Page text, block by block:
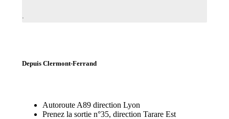
.
Depuis Clermont-Ferrand
Autoroute A89 direction Lyon
Prenez la sortie n°35, direction Tarare Est